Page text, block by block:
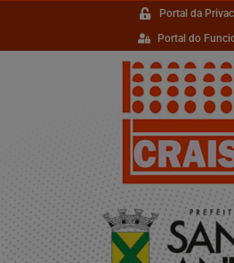
Portal da
Portal do